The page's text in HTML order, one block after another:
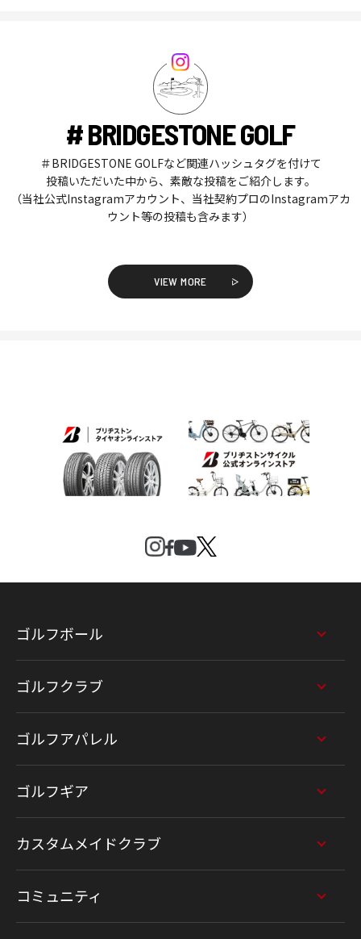
# BRIDGESTONE GOLF
＃BRIDGESTONE GOLFなど関連ハッシュタグを付けて
投稿いただいた中から、素敵な投稿をご紹介します。
（当社公式Instagramアカウント、当社契約プロのInstagramアカ
ウント等の投稿も含みます）
VIEW MORE
ゴルフボール
ゴルフクラブ
ゴルフアパレル
ゴルフギア
カスタムメイドクラブ
コミュニティ